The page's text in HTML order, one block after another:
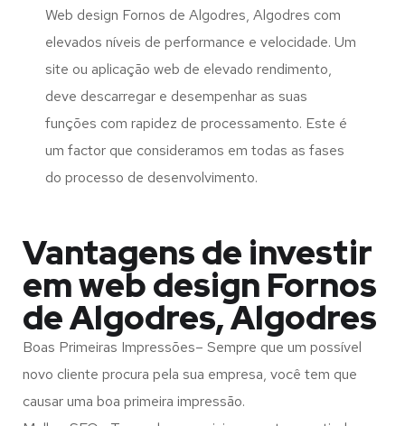
Web design Fornos de Algodres, Algodres com
elevados níveis de performance e velocidade. Um
site ou aplicação web de elevado rendimento,
deve descarregar e desempenhar as suas
funções com rapidez de processamento. Este é
um factor que consideramos em todas as fases
do processo de desenvolvimento.
Vantagens de investir
em web design Fornos
de Algodres, Algodres
Boas Primeiras Impressões– Sempre que um possível
novo cliente procura pela sua empresa, você tem que
causar uma boa primeira impressão.